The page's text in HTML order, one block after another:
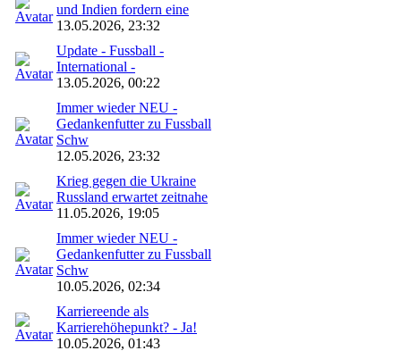
und Indien fordern eine
13.05.2026, 23:32
Update - Fussball -
International -
13.05.2026, 00:22
Immer wieder NEU -
Gedankenfutter zu Fussball
Schw
12.05.2026, 23:32
Krieg gegen die Ukraine
Russland erwartet zeitnahe
11.05.2026, 19:05
Immer wieder NEU -
Gedankenfutter zu Fussball
Schw
10.05.2026, 02:34
Karriereende als
Karrierehöhepunkt? - Ja!
10.05.2026, 01:43